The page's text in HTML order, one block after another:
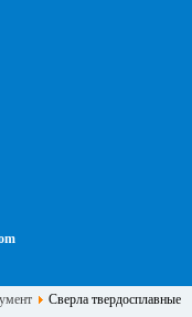
Сверла твердосплавные